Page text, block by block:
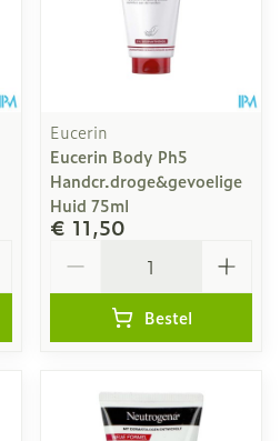
Eucerin
Eucerin Body Ph5
Handcr.droge&gevoelige
Huid 75ml
€ 11,50
Bestel